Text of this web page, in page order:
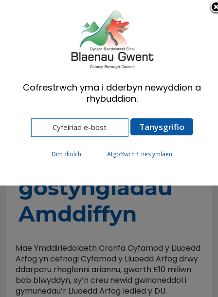
Cymraeg English
Cyngor
Y lluoedd arfog
Gwasanaeth
gostyngiadau
Amddiffyn
Mae Ymddiriedolaeth Cronfa Cyfamod y Lluoedd
Arfog yn cefnogi Cyfamod y Lluoedd Arfog drwy
ddarparu rhaglenni ariannu, gwerth £10 miliwn
bob blwyddyn, sy’n creu newid gwirioneddol i
gymunedau’r Lluoedd Arfog ledled y DU.
Cofrestrwch yma i dderbyn newyddion a
rhybuddion.
Dim diolch Atgoffwch fi nes ymlaen